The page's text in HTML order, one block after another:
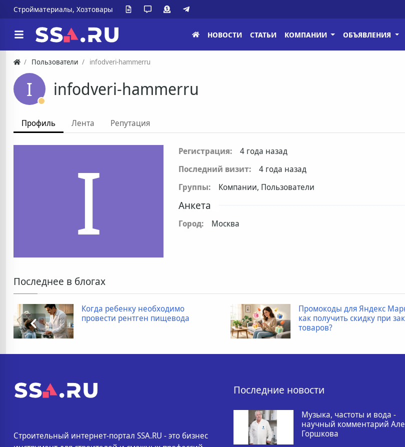
Стройматериалы, Хозтовары
НОВОСТИ СТАТЬИ КОМПАНИИ ОБЪЯВЛЕНИЯ
Пользователи infodveri-hammerru
I infodveri-hammerru
Профиль Лента Репутация
I Регистрация:
4 года назад
Последний визит:
4 года назад
Группы:
Компании, Пользователи
Анкета
Город: Москва
Последнее в блогах
Когда ребенку необходимо
провести рентген пищевода
Промокоды для Яндекс
как получить скидку при
товаров?
Строительный интернет-портал SSA.RU - это бизнес
Последние новости
Музыка, частоты и вода -
научный комментарий
Горшкова